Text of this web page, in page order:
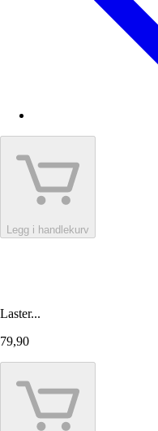
Legg i handlekurv
Laster...
79,90